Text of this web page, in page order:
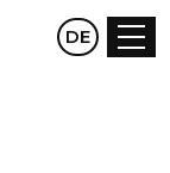
CZ EN
DE